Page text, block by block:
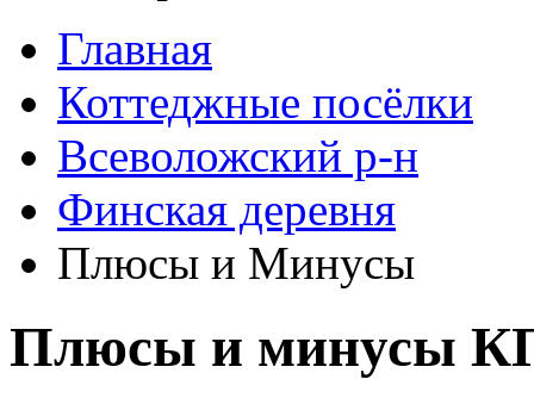
Главная
Коттеджные посёлки
Всеволожский р-н
Финская деревня
Плюсы и Минусы
Плюсы и минусы